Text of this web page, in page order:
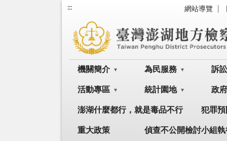
::: 網站導覽
機關簡介 為民服務 訴
活動專區 統計園地 政
澎湖什麼都行，就是毒品不行 犯罪
重大政策 偵查不公開檢討小組